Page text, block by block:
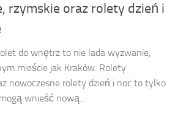
rzymskie oraz rolety dzień i
do wnętrz to nie lada wyzwanie,
mieście jak Kraków. Rolety
nowoczesne rolety dzień i noc to tylko
wnieść nową...